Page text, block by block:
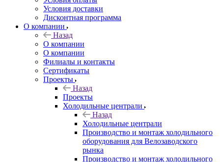
Условия доставки
Дисконтная программа
О компании
Назад
О компании
О компании
Филиалы и контакты
Сертификаты
Проекты
Назад
Проекты
Холодильные централи
Назад
Холодильные централи
Производство и монтаж холодильного
оборудования для Велозаводского
рынка
Производство и монтаж холодильного